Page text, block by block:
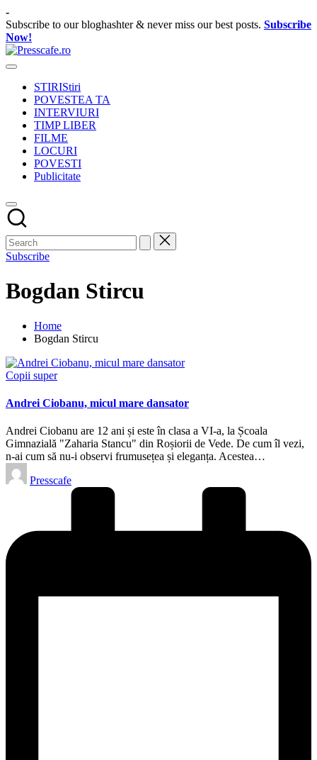
Skip
to
content
-
Subscribe to our bloghashter & never miss our best posts. Subscribe
Now!
Presscafe.ro
Cafeneau
urbaneSTIRIStiri
POVESTEA TA
INTERVIURI
TIMP LIBER
FILME
LOCURI
POVESTI
Publicitate
Subscribe
Bogdan Stircu
Home
Bogdan Stircu
Posted
Copii super
Andrei Ciobanu, micul mare dansator
Andrei Ciobanu are 12 ani și este în clasa a VI-a, la Școala
Gimnazială "Zaharia Stancu" din Roșiorii de Vede. De cum îl vezi,
n-ai cum să nu-i observi frumusețea și eleganța. Acestea…
Posted
by
Presscafe